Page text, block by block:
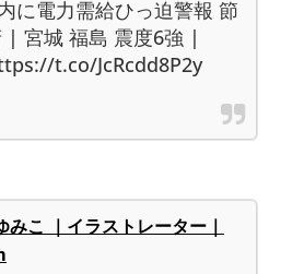
に電力需給ひっ迫警報 節
| 宮城 福島 震度6強 |
t.co/JcRcdd8P2y
みこ ｜イラストレーター｜